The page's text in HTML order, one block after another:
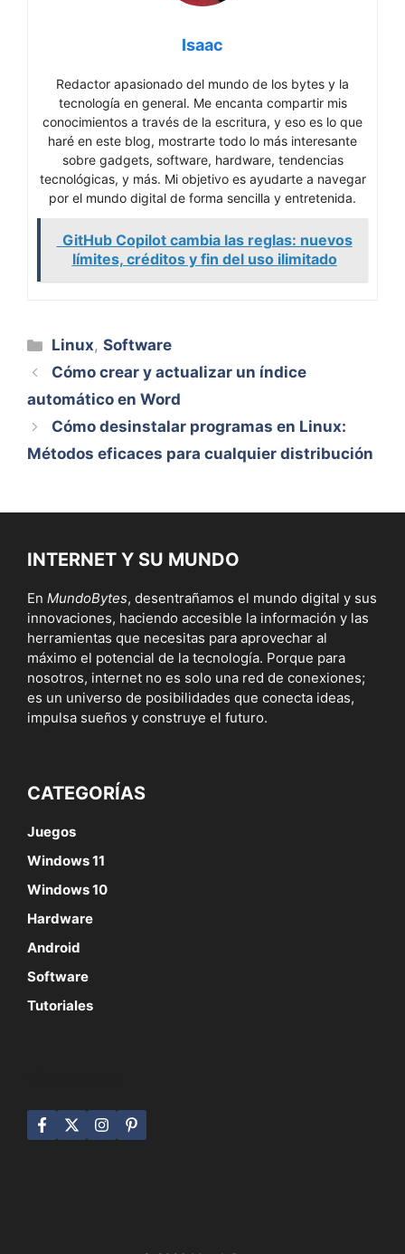
Isaac
Redactor apasionado del mundo de los bytes y la
tecnología en general. Me encanta compartir mis
conocimientos a través de la escritura, y eso es lo que
haré en este blog, mostrarte todo lo más interesante
sobre gadgets, software, hardware, tendencias
tecnológicas, y más. Mi objetivo es ayudarte a navegar
por el mundo digital de forma sencilla y entretenida.
GitHub Copilot cambia las reglas: nuevos
límites, créditos y fin del uso ilimitado
Categorías
Linux,Software
Cómo crear y actualizar un índice
automático en Word
Cómo desinstalar programas en Linux:
Métodos eficaces para cualquier distribución
INTERNET Y SU MUNDO
En MundoBytes, desentrañamos el mundo digital y sus
innovaciones, haciendo accesible la información y las
herramientas que necesitas para aprovechar al
máximo el potencial de la tecnología. Porque para
nosotros, internet no es solo una red de conexiones;
es un universo de posibilidades que conecta ideas,
impulsa sueños y construye el futuro.
CATEGORÍAS
Juegos
Windows 11
Windows 10
Hardware
Android
Software
Tutoriales